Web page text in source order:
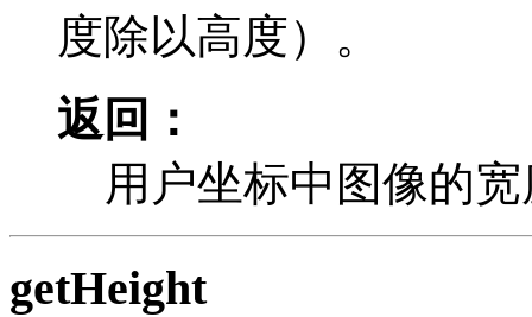
度除以高度）。
返回：
用户坐标中图像的
getHeight